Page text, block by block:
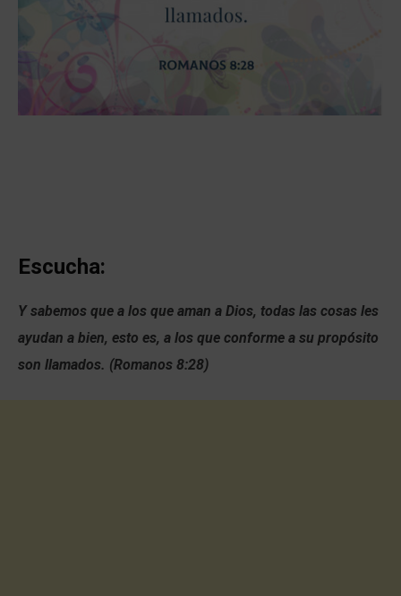
Escucha:
Y sabemos que a los que aman a Dios, todas las cosas les
ayudan a bien, esto es, a los que conforme a su propósito
son llamados. (Romanos 8:28)